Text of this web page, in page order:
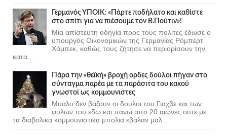
Γερμανός ΥΠΟΙΚ: «Πάρτε ποδήλατο και καθίστε
στο σπίτι για να πιέσουμε τον Β.Πούτιν»!
Μια απίστευτη οδηγία προς τους πολίτες έδωσε ο
υπουργός Οικονομικών της Γερμανίας Ρόμπερτ
Χάμπεκ, καθώς τους ζήτησε να περιορίσουν την
κατα...
Πάρα την «θεϊκή» βροχή ορδες δούλοι πήγαν στο
σύνταγμα παρέα με τα παράσιτα του κακού
γνωστοί ως κομμουνιστες
Μυαλο δεν βαζουν οι δουλοι του Γιαχβε και των
φυλων του εδω και πανω απο 20 αιωνες ουτε με
τα διαβολικα κομμουνιστικα μπολια εβαλαν μαλ...